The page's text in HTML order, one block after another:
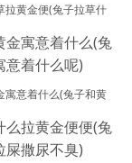
拉黄金便(兔子拉草什
寓意着什么(兔子和黄